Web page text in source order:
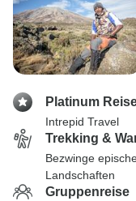
Platinum
Intrepid Travel
Trekking &
Bezwinge
Landschaften
Gruppenreise